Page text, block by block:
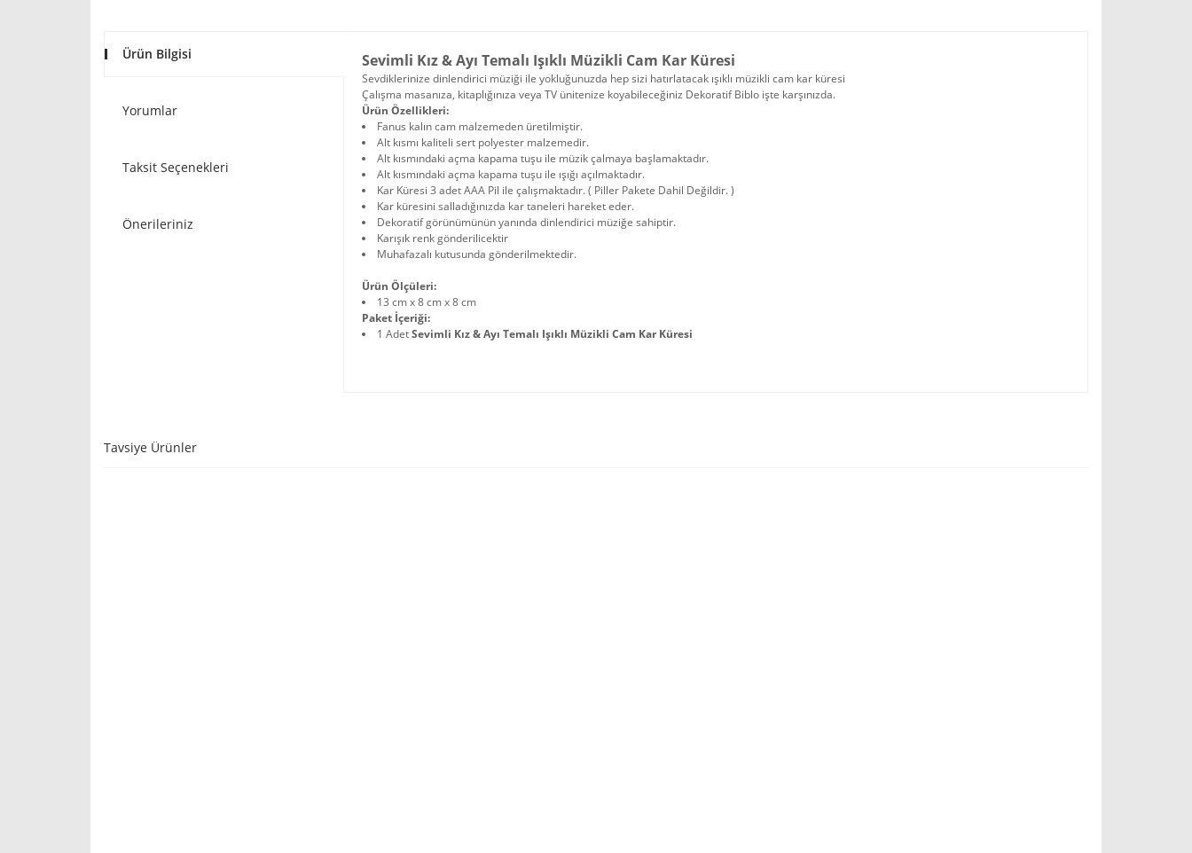
Ürün Bilgisi
Yorumlar
Taksit Seçenekleri
Önerileriniz
Sevimli Kız & Ayı Temalı Işıklı Müzikli Cam Kar Küresi
Sevdiklerinize dinlendirici müziği ile yokluğunuzda hep sizi hatırlatacak ışıklı müzikli cam kar küresi
Çalışma masanıza, kitaplığınıza veya TV ünitenize koyabileceğiniz Dekoratif Biblo işte karşınızda.
Ürün Özellikleri:
Fanus kalın cam malzemeden üretilmiştir.
Alt kısmı kaliteli sert polyester malzemedir.
Alt kısmındaki açma kapama tuşu ile müzik çalmaya başlamaktadır.
Alt kısmındaki açma kapama tuşu ile ışığı açılmaktadır.
Kar Küresi 3 adet AAA Pil ile çalışmaktadır. ( Piller Pakete Dahil Değildir. )
Kar küresini salladığınızda kar taneleri hareket eder.
Dekoratif görünümünün yanında dinlendirici müziğe sahiptir.
Karışık renk gönderilicektir
Muhafazalı kutusunda gönderilmektedir.
Ürün Ölçüleri:
13 cm x 8 cm x 8 cm
Paket İçeriği:
1 AdetSevimli Kız & Ayı Temalı Işıklı Müzikli Cam Kar Küresi
Tavsiye Ürünler